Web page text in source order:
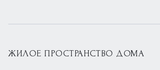
ЖИЛОЕ ПРОСТРАНСТВО ДОМА